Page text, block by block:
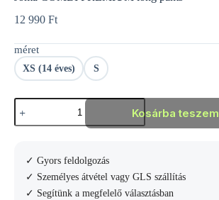
12 990 Ft
méret
XS (14 éves) S
Joma
COMBI
PREMIUM
mennyiség
Kosárba teszem
✓ Gyors feldolgozás
✓ Személyes átvétel vagy GLS szállítás
✓ Segítünk a megfelelő választásban